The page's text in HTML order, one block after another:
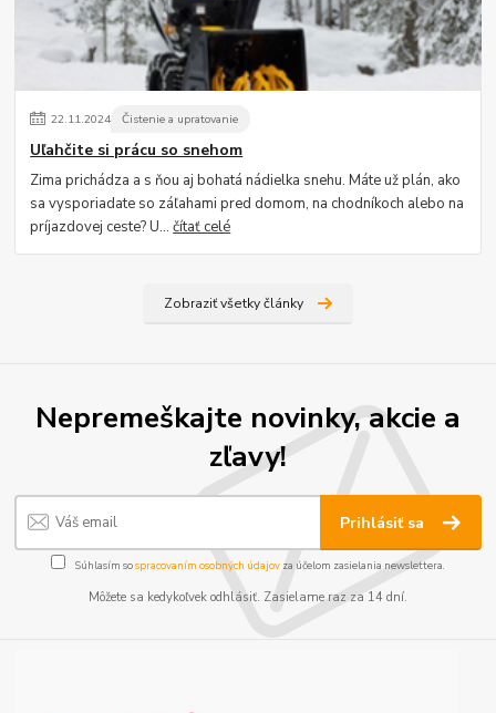
22.11.2024 Čistenie a upratovanie
Uľahčite si prácu so snehom
Zima prichádza a s ňou aj bohatá nádielka snehu. Máte už plán, ako
sa vysporiadate so záľahami pred domom, na chodníkoch alebo na
príjazdovej ceste? U...čítať celé
Zobraziť všetky články
Nepremeškajte novinky, akcie a
zľavy!
Prihlásiť sa
Súhlasím sospracovaním osobných údajov za účelom zasielania newslettera.
Môžete sa kedykoľvek odhlásiť. Zasielame raz za 14 dní.